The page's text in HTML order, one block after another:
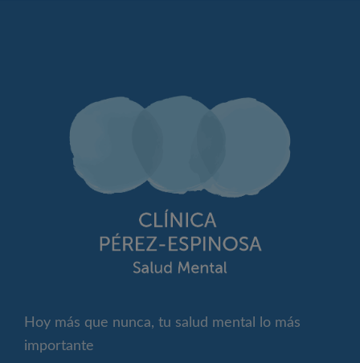
Hoy más que nunca, tu salud mental lo más
importante